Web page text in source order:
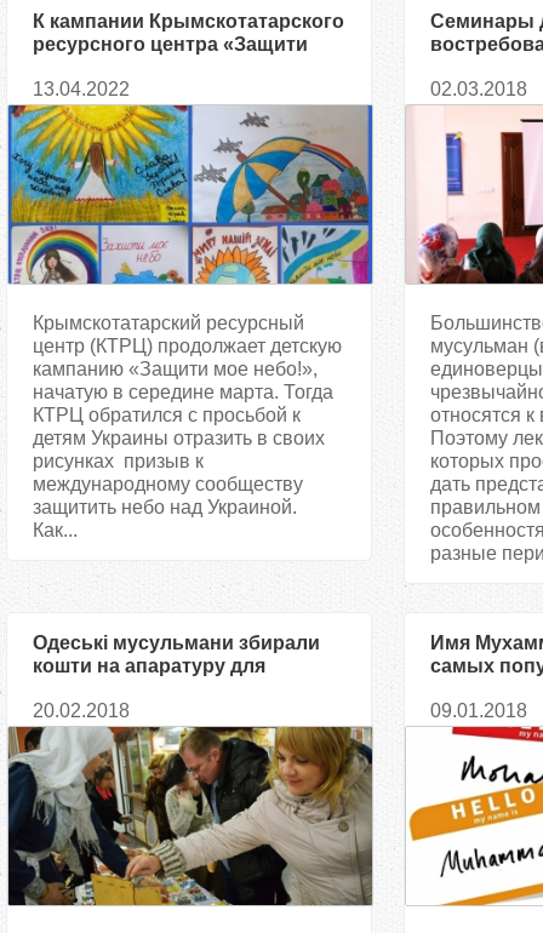
К кампании Крымскотатарского
ресурсного центра «Защити
юные украинцы со всей
страны
13.04.2022
Крымскотатарский ресурсный
центр (КТРЦ) продолжает детскую
кампанию «Защити мое небо!»,
начатую в середине марта. Тогда
КТРЦ обратился с просьбой к
детям Украины отразить в своих
рисунках призыв к
международному сообществу
защитить небо над Украиной.
Как...
Семинары
02.03.2018
мусульман
относятся
Поэтому
которых
дать
разные
Одеські мусульмани збирали
кошти на апаратуру для
20.02.2018
Имя
самых
09.01.2018